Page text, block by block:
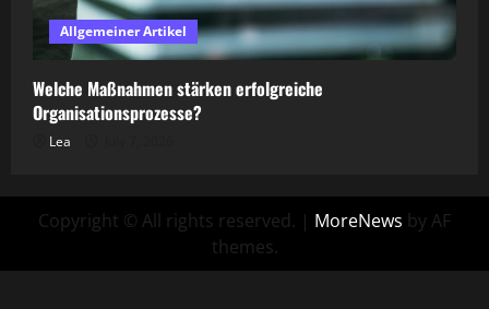
Allgemeiner Artikel
Welche Maßnahmen stärken erfolgreiche
Organisationsprozesse?
Lea
Copyright © All rights reserved. | MoreNews by AF
themes.